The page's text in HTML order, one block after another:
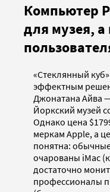
Компьютер
для музея, а
«Стеклянный
эффектным
Джонатана Айва
Йоркский музей
Однако цена
меркам Apple, а
понятна:
очарованы iMac
достаточно
профессионалы